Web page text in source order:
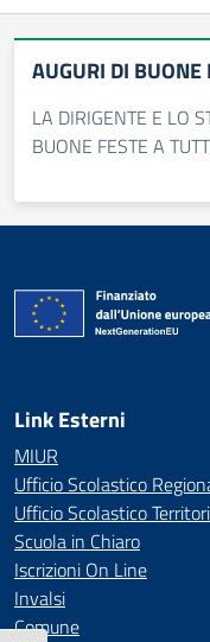
AUGURI DI BUONE
LA DIRIGENTE E LO
BUONE FESTE A
Link Esterni
MIUR
Ufficio Scolastico
Ufficio Scolastico
Scuola in Chiaro
Iscrizioni On Line
Invalsi
Comune